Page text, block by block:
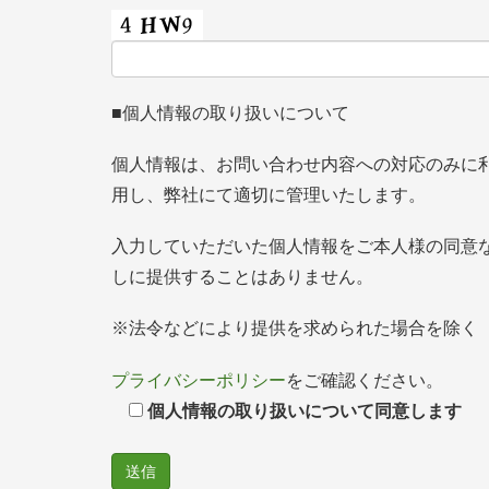
■個人情報の取り扱いについて
個人情報は、お問い合わせ内容への対応のみに
用し、弊社にて適切に管理いたします。
入力していただいた個人情報をご本人様の同意
しに提供することはありません。
※法令などにより提供を求められた場合を除く
プライバシーポリシーをご確認ください。
個人情報の取り扱いについて同意します